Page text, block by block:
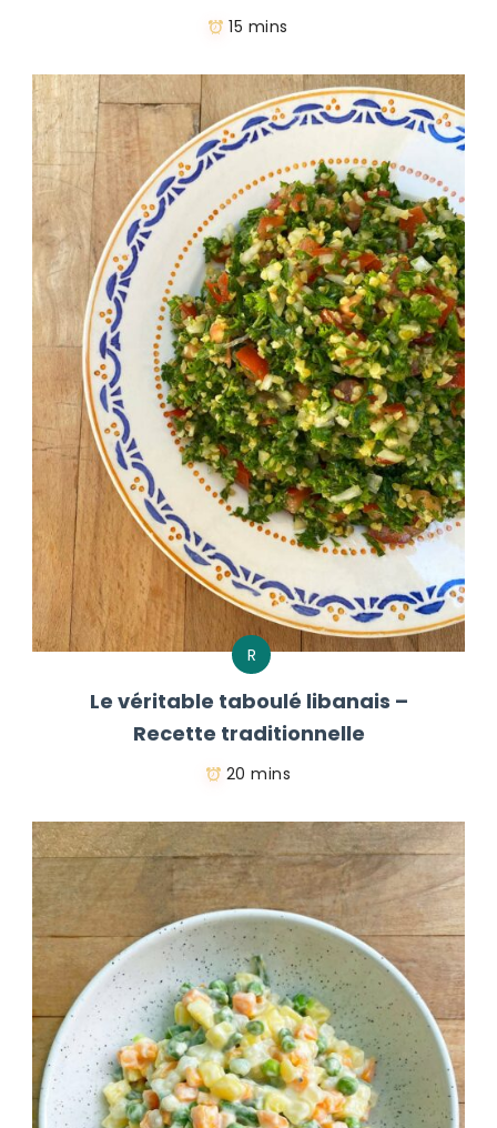
15 mins
R
Le véritable taboulé libanais –
Recette traditionnelle
20 mins